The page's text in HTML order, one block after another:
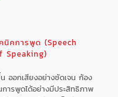
นิคการพูด (Speech
ออกเสียงอย่างชัดเจน ก้อง
การพูดได้อย่างมีประสิทธิภาพ